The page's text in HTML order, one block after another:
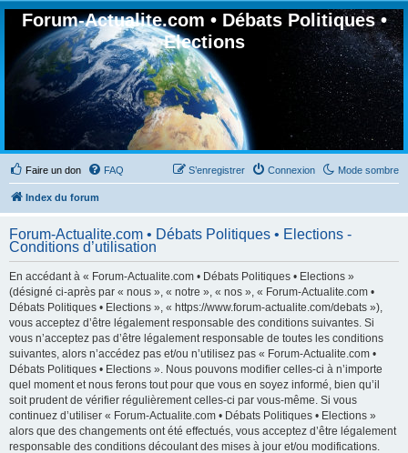
Forum-Actualite.com • Débats Politiques •
Elections
Faire un don Mode sombre
FAQ Connexion
S’enregistrer
Index du forum
Forum-Actualite.com • Débats Politiques • Elections -
Conditions d’utilisation
En accédant à « Forum-Actualite.com • Débats Politiques • Elections »
(désigné ci-après par « nous », « notre », « nos », « Forum-Actualite.com •
Débats Politiques • Elections », « https://www.forum-actualite.com/debats »),
vous acceptez d’être légalement responsable des conditions suivantes. Si
vous n’acceptez pas d’être légalement responsable de toutes les conditions
suivantes, alors n’accédez pas et/ou n’utilisez pas « Forum-Actualite.com •
Débats Politiques • Elections ». Nous pouvons modifier celles-ci à n’importe
quel moment et nous ferons tout pour que vous en soyez informé, bien qu’il
soit prudent de vérifier régulièrement celles-ci par vous-même. Si vous
continuez d’utiliser « Forum-Actualite.com • Débats Politiques • Elections »
alors que des changements ont été effectués, vous acceptez d’être légalement
responsable des conditions découlant des mises à jour et/ou modifications.